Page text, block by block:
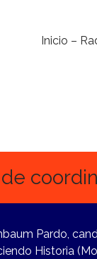
Inicio –
Pardo,
Historia